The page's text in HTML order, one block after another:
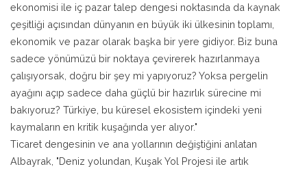
ekonomisi ile iç pazar talep dengesi noktasında da kaynak
çeşitliği açısından dünyanın en büyük iki ülkesinin toplamı,
ekonomik ve pazar olarak başka bir yere gidiyor. Biz buna
sadece yönümüzü bir noktaya çevirerek hazırlanmaya
çalışıyorsak, doğru bir şey mi yapıyoruz? Yoksa pergelin
ayağını açıp sadece daha güçlü bir hazırlık sürecine mi
bakıyoruz? Türkiye, bu küresel ekosistem içindeki yeni
kaymaların en kritik kuşağında yer alıyor."
Ticaret dengesinin ve ana yollarının değiştiğini anlatan
Albayrak, "Deniz yolundan, Kuşak Yol Projesi ile artık